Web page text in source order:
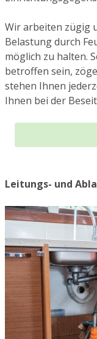
Wir arbeiten zügig
Belastung durch
möglich zu halten.
betroffen sein,
stehen Ihnen
Ihnen bei der
Leitungs- und